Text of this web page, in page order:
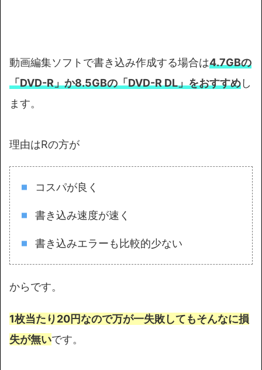
動画編集ソフトで書き込み作成する場合は4.7GBの
「DVD-R」か8.5GBの「DVD-R DL」をおすすめし
ます。
理由はRの方が
コスパが良く
書き込み速度が速く
書き込みエラーも比較的少ない
からです。
1枚当たり20円なので万が一失敗してもそんなに損
失が無いです。